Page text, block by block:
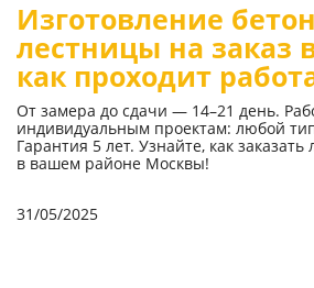
Изготовление
лестницы на заказ
как проходит
От замера до сдачи — 14–21 день.
индивидуальным проектам: любой
Гарантия 5 лет. Узнайте, как
в вашем районе Москвы!
31/05/2025